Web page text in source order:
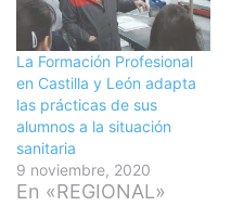
La Formación Profesional
en Castilla y León adapta
las prácticas de sus
alumnos a la situación
sanitaria
9 noviembre, 2020
En «REGIONAL»